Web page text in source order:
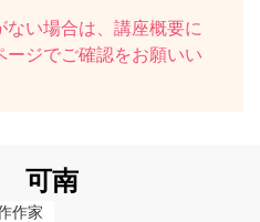
ない場合は、講座概要に
ージでご確認をお願いい
可南
作家